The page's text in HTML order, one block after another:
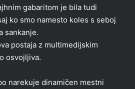
gabaritom je bila tudi
ko smo namesto koles s seboj
sankanje.
postaja z multimedijskim
osvojljiva.
narekuje dinamičen mestni